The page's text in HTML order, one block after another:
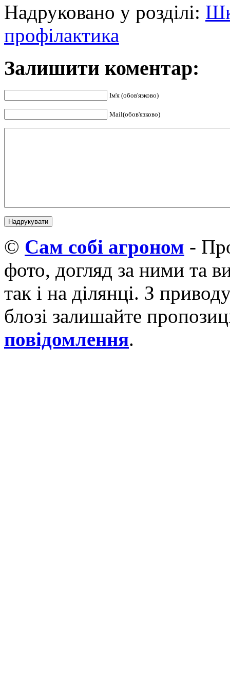
Надруковано у розділі:
профілактика
Залишити коментар:
Ім'я (обов'язково)
Mail(обов'язково)
© Cам собі агроном -
фото, догляд за ними та
так і на ділянці. З
блозі залишайте
повідомлення.